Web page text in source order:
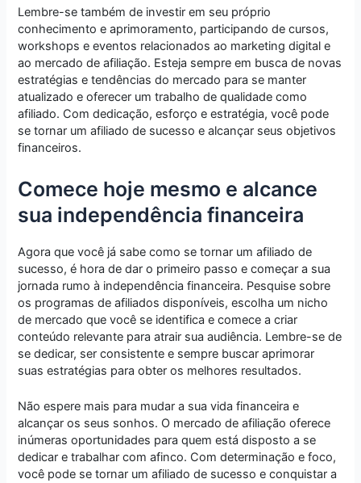
Lembre-se também de investir em seu próprio
conhecimento e aprimoramento, participando de cursos,
workshops e eventos relacionados ao marketing digital e
ao mercado de afiliação. Esteja sempre em busca de novas
estratégias e tendências do mercado para se manter
atualizado e oferecer um trabalho de qualidade como
afiliado. Com dedicação, esforço e estratégia, você pode
se tornar um afiliado de sucesso e alcançar seus objetivos
financeiros.
Comece hoje mesmo e alcance
sua independência financeira
Agora que você já sabe como se tornar um afiliado de
sucesso, é hora de dar o primeiro passo e começar a sua
jornada rumo à independência financeira. Pesquise sobre
os programas de afiliados disponíveis, escolha um nicho
de mercado que você se identifica e comece a criar
conteúdo relevante para atrair sua audiência. Lembre-se de
se dedicar, ser consistente e sempre buscar aprimorar
suas estratégias para obter os melhores resultados.
Não espere mais para mudar a sua vida financeira e
alcançar os seus sonhos. O mercado de afiliação oferece
inúmeras oportunidades para quem está disposto a se
dedicar e trabalhar com afinco. Com determinação e foco,
você pode se tornar um afiliado de sucesso e conquistar a